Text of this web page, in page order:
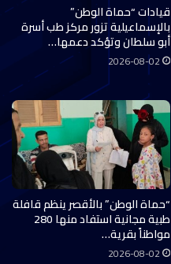
قيادات “حماة الوطن”
بالإسماعيلية تزور مركز طب أسرة
أبو سلطان وتؤكد دعمها…
2026-08-02
“حماة الوطن” بالأقصر ينظم قافلة
طبية مجانية استفاد منها 280
مواطناً بقرية…
2026-08-02